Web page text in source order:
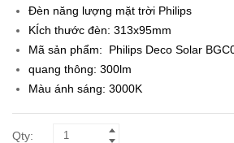
Đèn năng lượng mặt trời Philips
KÍch thước đèn: 313x95mm
Mã sản phẩm:
Philips Deco Solar
quang thông: 300lm
Màu ánh sáng: 3000K